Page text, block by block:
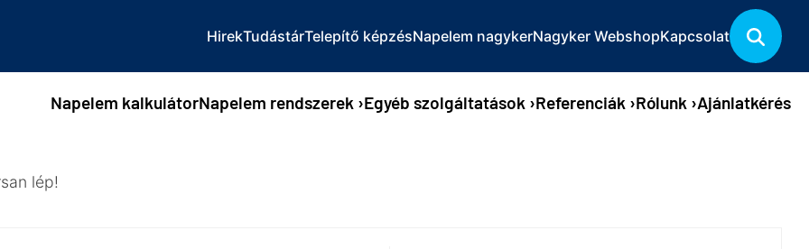
HirekTudástárTelepítő képzésNapelem nagykerNagyker WebshopKapcsolat
Napelem kalkulátorNapelem rendszerek ›Egyéb szolgáltatások ›Referenciák ›Rólunk ›Ajánlatkérés
lép!